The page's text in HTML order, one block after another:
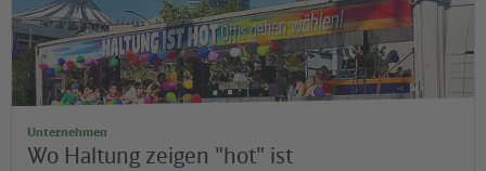
Unternehmen
Wo Haltung zeigen "hot" ist